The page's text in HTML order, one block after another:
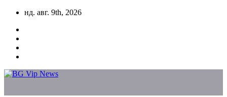
Skip
content
нд. авг. 9th, 2026